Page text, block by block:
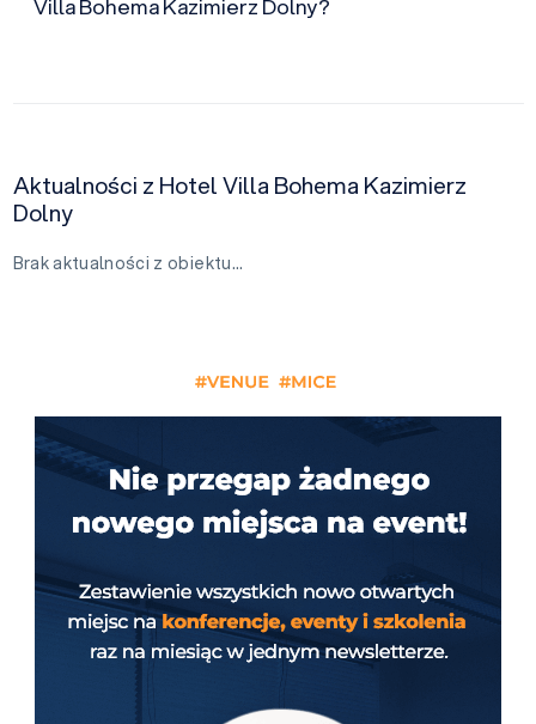
Villa Bohema Kazimierz Dolny?
Aktualności z Hotel Villa Bohema Kazimierz
Dolny
Brak aktualności z obiektu…